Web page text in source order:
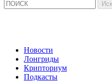
Новости
Лонгриды
Крипториум
Подкасты